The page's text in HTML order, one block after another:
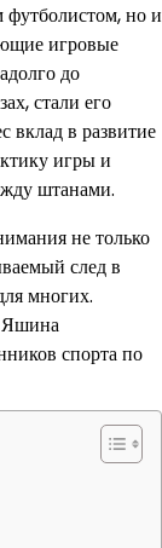
но и
игровые
до
стали его
вклад в развитие
игры и
штанами.
не только
след в
многих.
Яшина
спорта по